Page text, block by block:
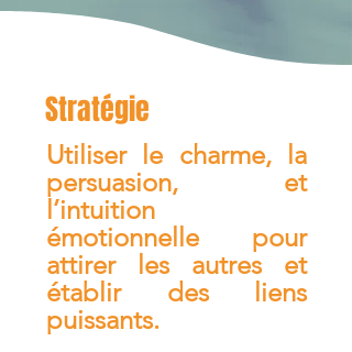
Stratégie
Utiliser le charme, la
persuasion, et
l’intuition
émotionnelle pour
attirer les autres et
établir des liens
puissants.